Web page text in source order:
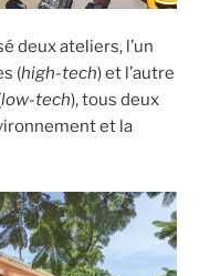
deux ateliers, l’un
(high-tech) et l’autre
low-tech), tous deux
et la